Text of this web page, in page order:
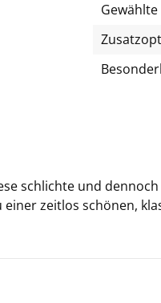
Gewählte
schlich­te und
einer zeit­los schö­nen,